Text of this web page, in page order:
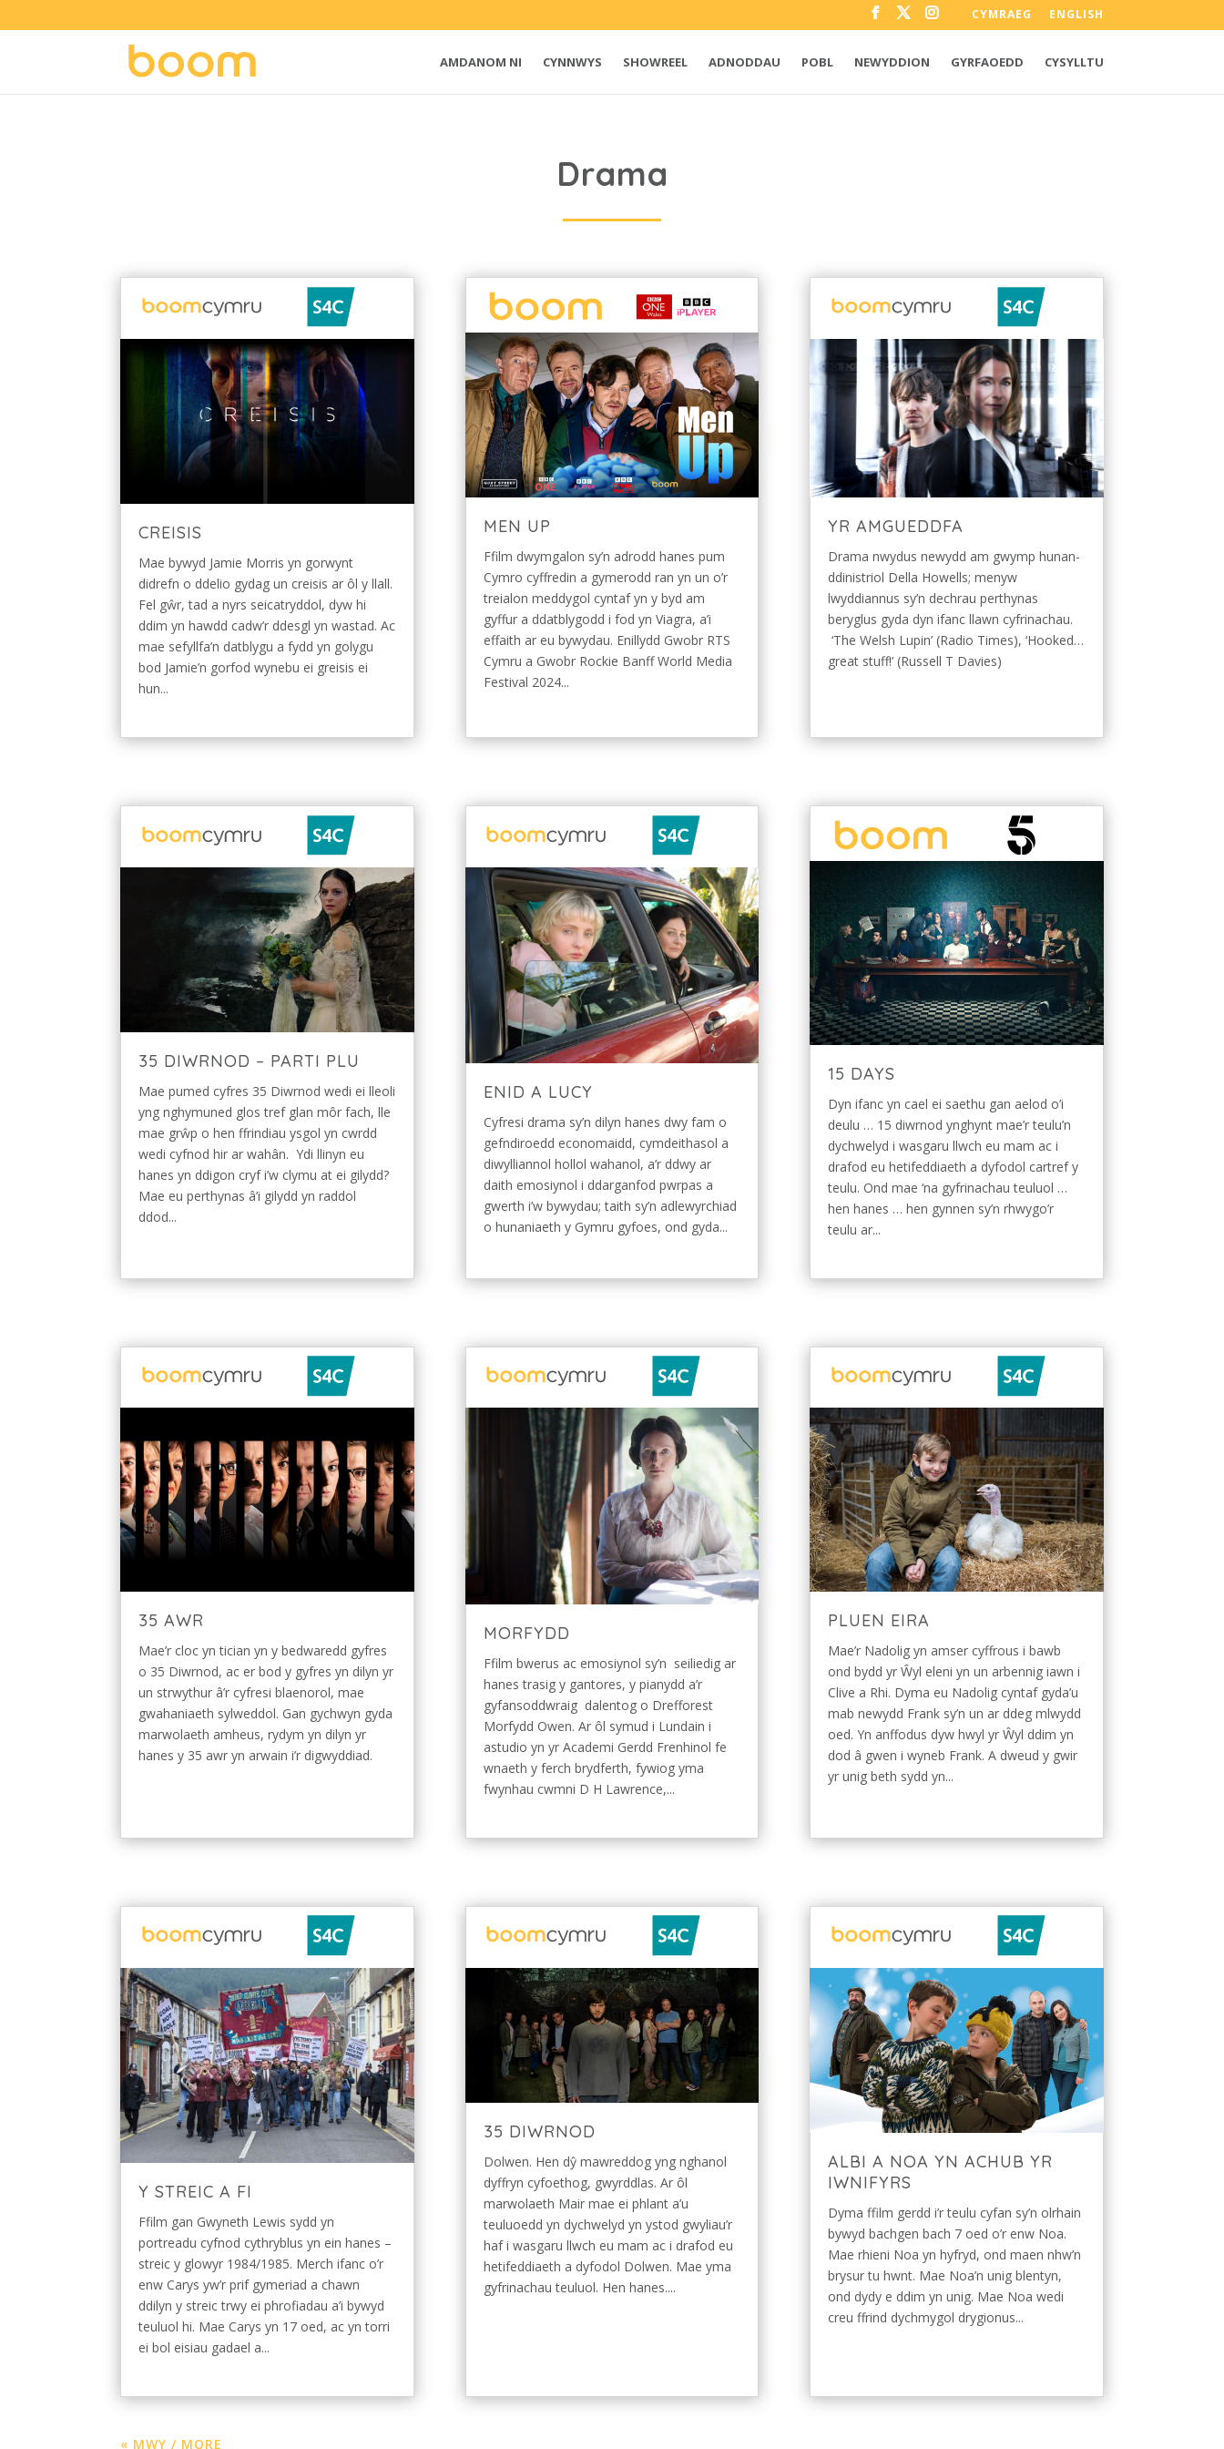
CYMRAEG ENGLISH
AMDANOM NI CYNNWYS SHOWREEL ADNODDAU POBL NEWYDDION GYRFAOEDD CYSYLLTU
Drama
CREISIS
Mae bywyd Jamie Morris yn gorwynt
didrefn o ddelio gydag un creisis ar ôl y llall.
Fel gŵr, tad a nyrs seicatryddol, dyw hi
ddim yn hawdd cadw’r ddesgl yn wastad. Ac
mae sefyllfa’n datblygu a fydd yn golygu
bod Jamie’n gorfod wynebu ei greisis ei
hun...
MEN UP
Ffilm dwymgalon sy’n adrodd hanes pum
Cymro cyffredin a gymerodd ran yn un o’r
treialon meddygol cyntaf yn y byd am
gyffur a ddatblygodd i fod yn Viagra, a’i
effaith ar eu bywydau. Enillydd Gwobr RTS
Cymru a Gwobr Rockie Banff World Media
Festival 2024...
YR AMGUEDDFA
Drama nwydus newydd am gwymp hunan-
ddinistriol Della Howells; menyw
lwyddiannus sy’n dechrau perthynas
beryglus gyda dyn ifanc llawn cyfrinachau.
‘The Welsh Lupin’ (Radio Times), ‘Hooked…
great stuff!’ (Russell T Davies)
35 DIWRNOD – PARTI PLU
Mae pumed cyfres 35 Diwrnod wedi ei lleoli
yng nghymuned glos tref glan môr fach, lle
mae grŵp o hen ffrindiau ysgol yn cwrdd
wedi cyfnod hir ar wahân. Ydi llinyn eu
hanes yn ddigon cryf i’w clymu at ei gilydd?
Mae eu perthynas â’i gilydd yn raddol
ddod...
ENID A LUCY
Cyfresi drama sy’n dilyn hanes dwy fam o
gefndiroedd economaidd, cymdeithasol a
diwylliannol hollol wahanol, a’r ddwy ar
daith emosiynol i ddarganfod pwrpas a
gwerth i’w bywydau; taith sy’n adlewyrchiad
o hunaniaeth y Gymru gyfoes, ond gyda...
15 DAYS
Dyn ifanc yn cael ei saethu gan aelod o’i
deulu … 15 diwrnod ynghynt mae’r teulu’n
dychwelyd i wasgaru llwch eu mam ac i
drafod eu hetifeddiaeth a dyfodol cartref y
teulu. Ond mae ‘na gyfrinachau teuluol …
hen hanes … hen gynnen sy’n rhwygo’r
teulu ar...
35 AWR
Mae’r cloc yn tician yn y bedwaredd gyfres
o 35 Diwrnod, ac er bod y gyfres yn dilyn yr
un strwythur â’r cyfresi blaenorol, mae
gwahaniaeth sylweddol. Gan gychwyn gyda
marwolaeth amheus, rydym yn dilyn yr
hanes y 35 awr yn arwain i’r digwyddiad.
MORFYDD
Ffilm bwerus ac emosiynol sy’n seiliedig ar
hanes trasig y gantores, y pianydd a’r
gyfansoddwraig dalentog o Drefforest
Morfydd Owen. Ar ôl symud i Lundain i
astudio yn yr Academi Gerdd Frenhinol fe
wnaeth y ferch brydferth, fywiog yma
fwynhau cwmni D H Lawrence,...
PLUEN EIRA
Mae’r Nadolig yn amser cyffrous i bawb
ond bydd yr Ŵyl eleni yn un arbennig iawn i
Clive a Rhi. Dyma eu Nadolig cyntaf gyda’u
mab newydd Frank sy’n un ar ddeg mlwydd
oed. Yn anffodus dyw hwyl yr Ŵyl ddim yn
dod â gwen i wyneb Frank. A dweud y gwir
yr unig beth sydd yn...
Y STREIC A FI
Ffilm gan Gwyneth Lewis sydd yn
portreadu cyfnod cythryblus yn ein hanes –
streic y glowyr 1984/1985. Merch ifanc o’r
enw Carys yw’r prif gymeriad a chawn
ddilyn y streic trwy ei phrofiadau a’i bywyd
teuluol hi. Mae Carys yn 17 oed, ac yn torri
ei bol eisiau gadael a...
35 DIWRNOD
Dolwen. Hen dŷ mawreddog yng nghanol
dyffryn cyfoethog, gwyrddlas. Ar ôl
marwolaeth Mair mae ei phlant a’u
teuluoedd yn dychwelyd yn ystod gwyliau’r
haf i wasgaru llwch eu mam ac i drafod eu
hetifeddiaeth a dyfodol Dolwen. Mae yma
gyfrinachau teuluol. Hen hanes....
ALBI A NOA YN ACHUB YR
IWNIFYRS
Dyma ffilm gerdd i’r teulu cyfan sy’n olrhain
bywyd bachgen bach 7 oed o’r enw Noa.
Mae rhieni Noa yn hyfryd, ond maen nhw’n
brysur tu hwnt. Mae Noa’n unig blentyn,
ond dydy e ddim yn unig. Mae Noa wedi
creu ffrind dychmygol drygionus...
« MWY / MORE